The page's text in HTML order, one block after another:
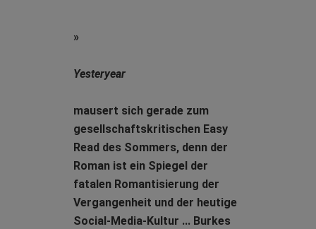
»
Yesteryear
mausert sich gerade zum
gesellschaftskritischen Easy
Read des Sommers, denn der
Roman ist ein Spiegel der
fatalen Romantisierung der
Vergangenheit und der heutige
Social-Media-Kultur ... Burkes